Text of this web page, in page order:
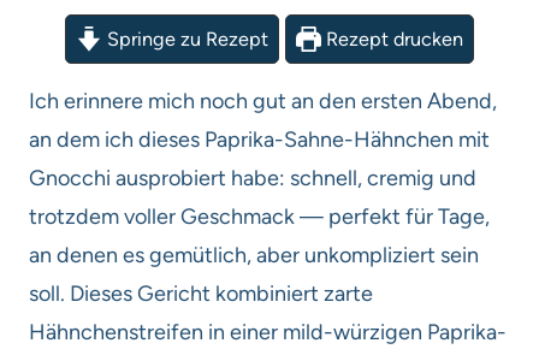
Springe zu Rezept Rezept drucken
Ich erinnere mich noch gut an den ersten Abend,
an dem ich dieses Paprika-Sahne-Hähnchen mit
Gnocchi ausprobiert habe: schnell, cremig und
trotzdem voller Geschmack — perfekt für Tage,
an denen es gemütlich, aber unkompliziert sein
soll. Dieses Gericht kombiniert zarte
Hähnchenstreifen in einer mild-würzigen Paprika-